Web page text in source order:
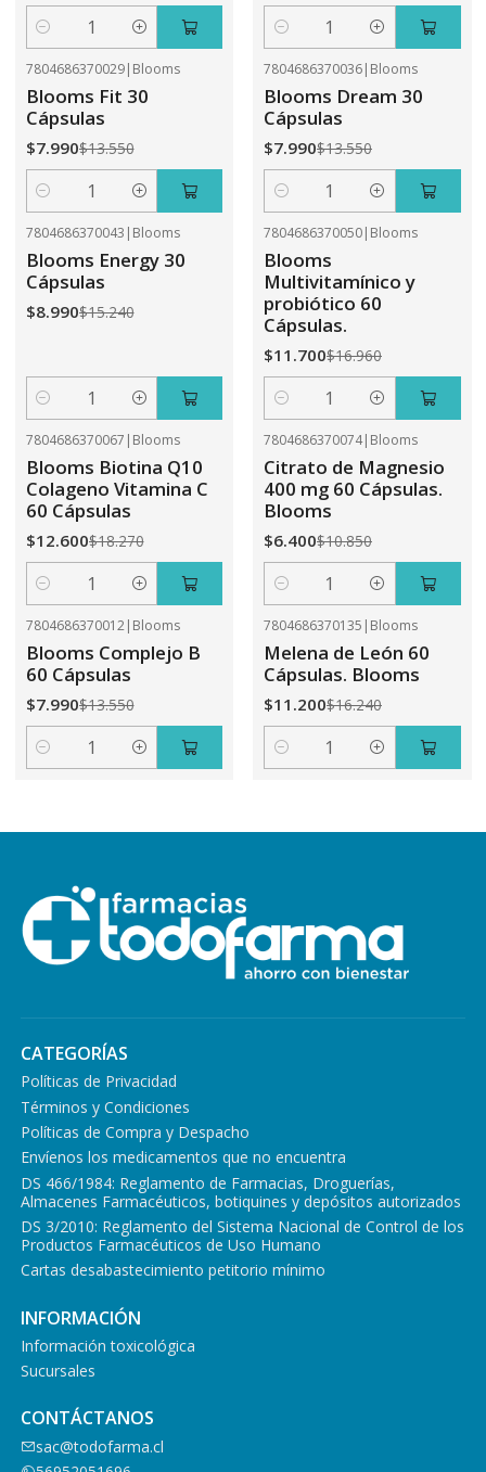
Cantidad Cantidad
7804686370029| Blooms
Blooms Fit 30
Cápsulas
$7.990$13.550
Cantidad
7804686370036| Blooms
Blooms Dream 30
Cápsulas
$7.990$13.550
Cantidad
7804686370043 | Blooms
Blooms Energy 30
Cápsulas
$8.990$15.240
Cantidad
7804686370050| Blooms
Blooms
Multivitamínico y
probiótico 60
Cápsulas.
$11.700$16.960
Cantidad
7804686370067 | Blooms
Blooms Biotina Q10
Colageno Vitamina C
60 Cápsulas
$12.600$18.270
Cantidad
7804686370074| Blooms
Citrato de Magnesio
400 mg 60 Cápsulas.
Blooms
$6.400$10.850
Cantidad
7804686370012| Blooms
Blooms Complejo B
60 Cápsulas
$7.990$13.550
Cantidad
7804686370135 | Blooms
Melena de León 60
Cápsulas. Blooms
$11.200$16.240
Cantidad
CATEGORÍAS
Políticas de Privacidad
Términos y Condiciones
Políticas de Compra y Despacho
Envíenos los medicamentos que no encuentra
DS 466/1984: Reglamento de Farmacias, Droguerías,
Almacenes Farmacéuticos, botiquines y depósitos autorizados
DS 3/2010: Reglamento del Sistema Nacional de Control de los
Productos Farmacéuticos de Uso Humano
Cartas desabastecimiento petitorio mínimo
INFORMACIÓN
Información toxicológica
Sucursales
CONTÁCTANOS
sac@todofarma.cl